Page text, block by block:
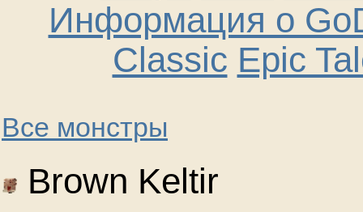
Информация о
Classic Epic
Все монстры
Brown Keltir